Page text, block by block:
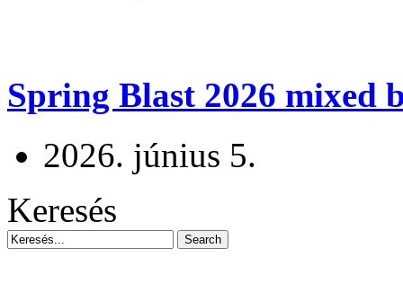
Spring Blast 2026 mixed
2026. június 5.
Keresés